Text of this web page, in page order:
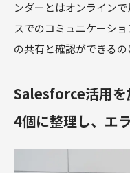
ンダーとはオンライン
スでのコミュニケーシ
の共有と確認ができるの
Salesforce活用を
4個に整理し、エ